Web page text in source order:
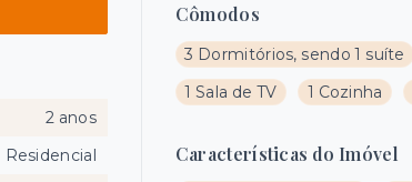
Cômodos
3 Dormitórios, sendo 1 suíte
1 Sala de TV
1 Cozinha
Características do Imóvel
2 anos
Residencial